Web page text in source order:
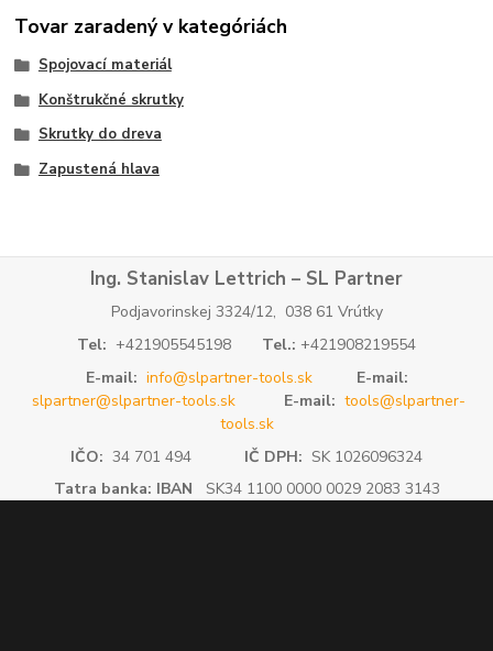
Tovar zaradený v kategóriách
Spojovací materiál
Konštrukčné skrutky
Skrutky do dreva
Zapustená hlava
Ing. Stanislav Lettrich – SL Partner
Podjavorinskej 3324/12, 038 61 Vrútky
Tel: +421905545198 Tel.: +421908219554
E-mail: info@slpartner-tools.sk
E-mail:
slpartner@slpartner-tools.sk
E-mail: tools@slpartner-
tools.sk
IČO: 34 701 494 IČ DPH: SK 1026096324
Tatra banka: IBAN SK34 1100 0000 0029 2083 3143